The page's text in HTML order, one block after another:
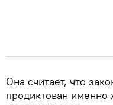
Она считает, что
продиктован